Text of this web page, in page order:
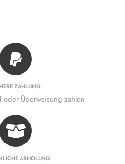
ZAHLUNG
oder Überweisung zahlen
ABHOLUNG